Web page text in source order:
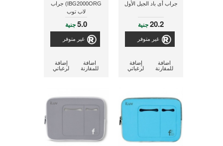
جراب أى باد الجيل الأول
20.2جنية
غير متوفر
إضافة
لرغباتي
اضافة
للمقارنة
IBG2000ORG) جراب
لاب توب
5.0جنية
غير متوفر
إضافة
لرغباتي
اضافة
للمقارنة